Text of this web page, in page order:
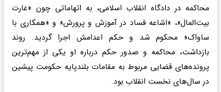
محاکمه در دادگاه انقلاب اسلامی، به اتهاماتی چون «غارت
بیت‌المال»، «اشاعه فساد در آموزش و پرورش» و «همکاری با
ساواک» محکوم شد و حکم اعدامش اجرا گردید. روند
بازداشت، محاکمه و صدور حکم درباره او یکی از مهم‌ترین
پرونده‌های قضایی مربوط به مقامات بلندپایه حکومت پیشین
در سال‌های نخست انقلاب بود.